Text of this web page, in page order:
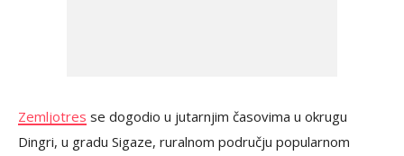
Zemljotres se dogodio u jutarnjim časovima u okrugu
Dingri, u gradu Sigaze, ruralnom području popularnom